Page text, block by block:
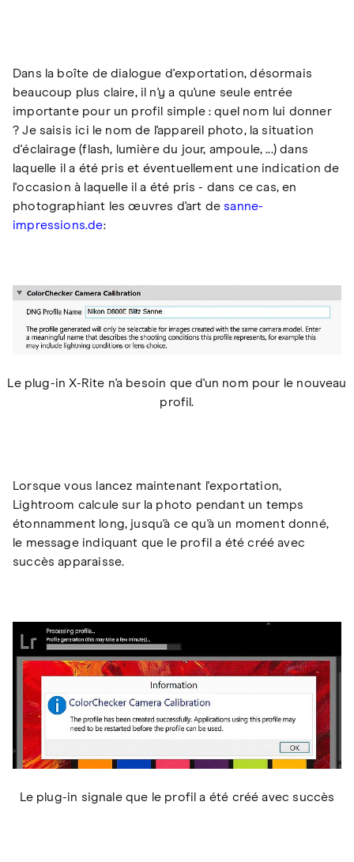
Dans la boîte de dialogue d'exportation, désormais
beaucoup plus claire, il n'y a qu'une seule entrée
importante pour un profil simple : quel nom lui donner
? Je saisis ici le nom de l'appareil photo, la situation
d'éclairage (flash, lumière du jour, ampoule, ...) dans
laquelle il a été pris et éventuellement une indication de
l'occasion à laquelle il a été pris - dans ce cas, en
photographiant les œuvres d'art de sanne-
impressions.de:
Le plug-in X-Rite n'a besoin que d'un nom pour le nouveau
profil.
Lorsque vous lancez maintenant l'exportation,
Lightroom calcule sur la photo pendant un temps
étonnamment long, jusqu'à ce qu'à un moment donné,
le message indiquant que le profil a été créé avec
succès apparaisse.
Le plug-in signale que le profil a été créé avec succès